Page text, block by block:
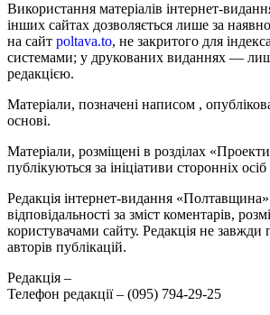
Використання матеріалів інтернет-
інших сайтах дозволяється лише за
на сайт poltava.to, не закритого для
системами; у друкованих виданнях —
редакцією.
Матеріали, позначені написом ,
основі.
Матеріали, розміщені в розділах
публікуються за ініціативи сторонніх
Редакція інтернет-видання
відповідальності за зміст коментарів,
користувачами сайту. Редакція не завжди
авторів публікацій.
Редакція –
Телефон редакції – (095) 794-29-25